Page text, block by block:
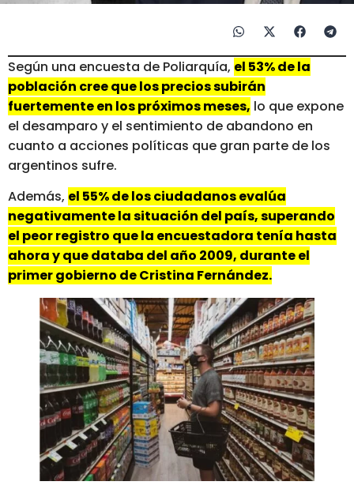
Según una encuesta de Poliarquía, el 53% de la
población cree que los precios subirán
fuertemente en los próximos meses, lo que expone
el desamparo y el sentimiento de abandono en
cuanto a acciones políticas que gran parte de los
argentinos sufre.
Además, el 55% de los ciudadanos evalúa
negativamente la situación del país, superando
el peor registro que la encuestadora tenía hasta
ahora y que databa del año 2009, durante el
primer gobierno de Cristina Fernández.